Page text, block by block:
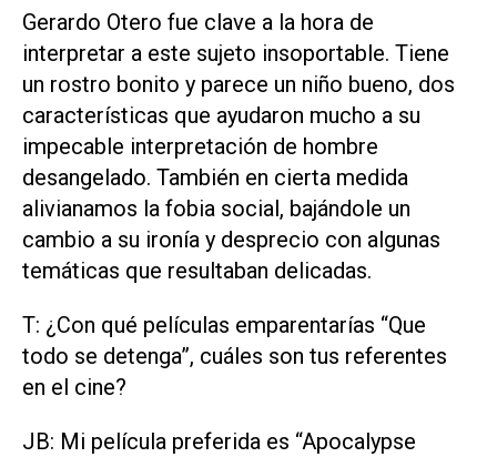
Gerardo Otero fue clave a la hora de
interpretar a este sujeto insoportable. Tiene
un rostro bonito y parece un niño bueno, dos
características que ayudaron mucho a su
impecable interpretación de hombre
desangelado. También en cierta medida
alivianamos la fobia social, bajándole un
cambio a su ironía y desprecio con algunas
temáticas que resultaban delicadas.
T: ¿Con qué películas emparentarías “Que
todo se detenga”, cuáles son tus referentes
en el cine?
JB: Mi película preferida es “Apocalypse